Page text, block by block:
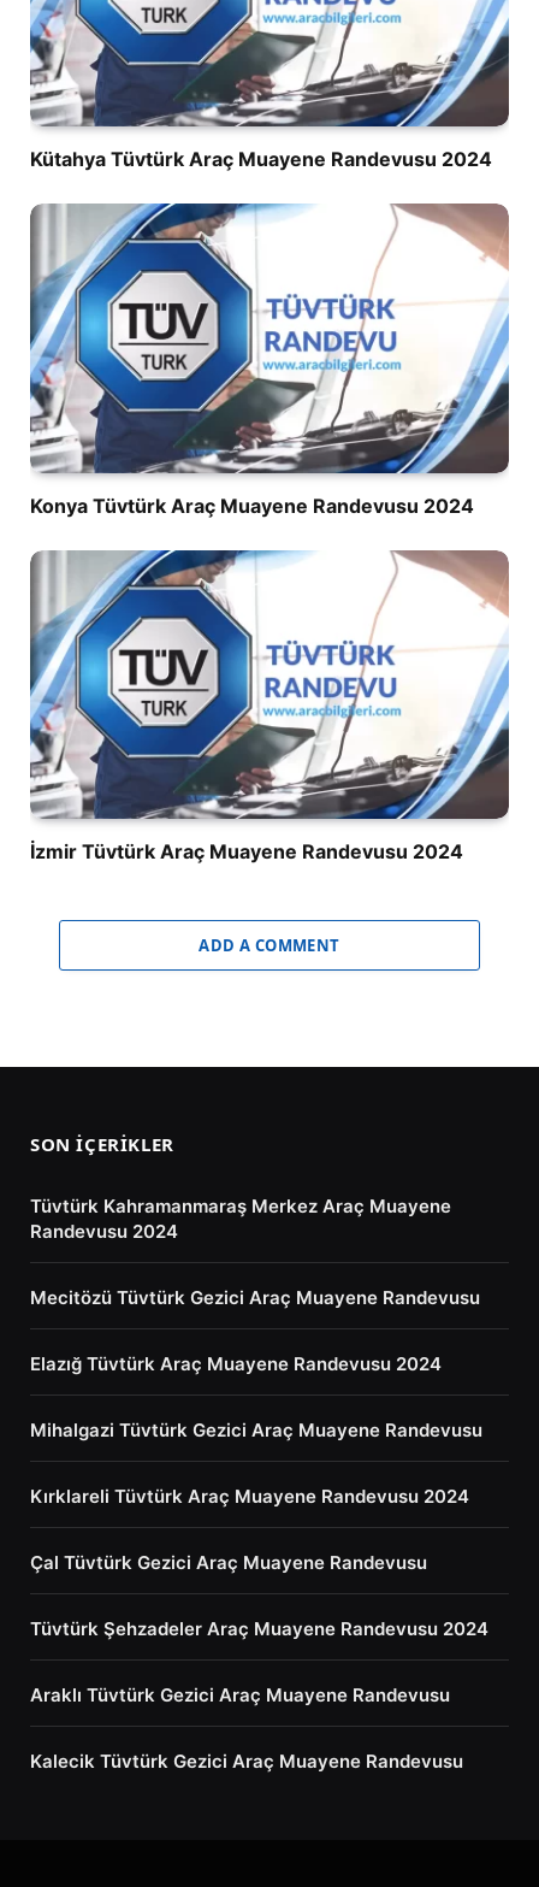
Kütahya Tüvtürk Araç Muayene Randevusu 2024
Konya Tüvtürk Araç Muayene Randevusu 2024
İzmir Tüvtürk Araç Muayene Randevusu 2024
ADD A COMMENT
SON İÇERIKLER
Tüvtürk Kahramanmaraş Merkez Araç Muayene
Randevusu 2024
Mecitözü Tüvtürk Gezici Araç Muayene Randevusu
Elazığ Tüvtürk Araç Muayene Randevusu 2024
Mihalgazi Tüvtürk Gezici Araç Muayene Randevusu
Kırklareli Tüvtürk Araç Muayene Randevusu 2024
Çal Tüvtürk Gezici Araç Muayene Randevusu
Tüvtürk Şehzadeler Araç Muayene Randevusu 2024
Araklı Tüvtürk Gezici Araç Muayene Randevusu
Kalecik Tüvtürk Gezici Araç Muayene Randevusu